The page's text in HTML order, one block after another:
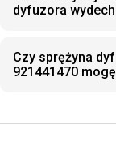
dyfuzora
Czy sprężyna
921441470